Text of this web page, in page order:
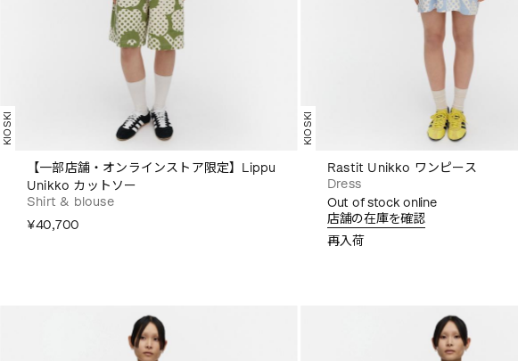
KIOSKI
【一部店舗・オンラインストア限定】Lippu
Unikko カットソー
Shirt & blouse
¥40,700
KIOSKI
Rastit Unikko ワンピース
Dress
Out of stock online
店舗の在庫を確認
再入荷